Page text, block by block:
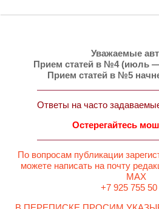
Уважаемые
Прием статей в №4 (июль —
Прием статей в №5
Ответы на часто
Остерегайтесь
По вопросам публикации
можете написать на почту
MAX
+7 925 755 50